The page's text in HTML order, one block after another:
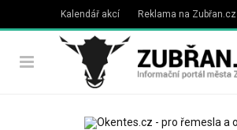
Kalendář akcí Reklama na Zubřan.cz